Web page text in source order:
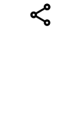
comparte